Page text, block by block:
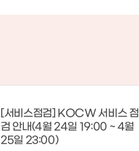
[서비스점검] KOCW 서비스 점
검 안내(4월 24일 19:00 ~ 4월
25일 23:00)